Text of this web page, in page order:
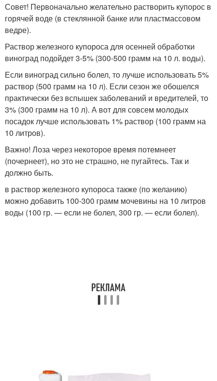
Совет! Первоначально желательно растворить купорос в
горячей воде (в стеклянной банке или пластмассовом
ведре).
Раствор железного купороса для осенней обработки
виноград подойдет 3-5% (300-500 грамм на 10 л. воды).
Если виноград сильно болел, то лучше использовать 5%
раствор (500 грамм на 10 л). Если сезон же обошелся
практически без вспышек заболеваний и вредителей, то
3% (300 грамм на 10 л). А вот для совсем молодых
посадок лучше использовать 1% раствор (100 грамм на
10 литров).
Важно! Лоза через некоторое время потемнеет
(почернеет), но это не страшно, не пугайтесь. Так и
должно быть.
в раствор железного купороса также (по желанию)
можно добавить 100-300 грамм мочевины на 10 литров
воды (100 гр. — если не болел, 300 гр. — если болел).